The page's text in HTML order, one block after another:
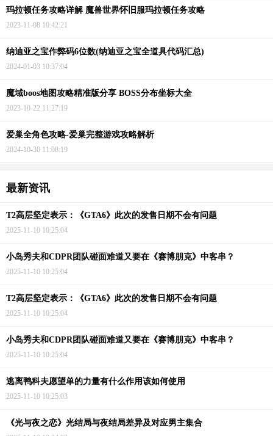
玛拉顿任务攻略详解 魔兽世界怀旧服玛拉顿任务攻略
2023-11-08 10:42:21
纳迪亚之宝作弊码6位数(纳迪亚之宝全道具代码汇总)
2024-01-03 10:37:04
魔域boos地图攻略精准版分享 BOSS分布坐标大全
2023-10-22 11:27:19
爱巢全角色攻略-爱巢完整游戏攻略解析
2024-10-30 11:08:19
最新资讯
T2高层坚定表示：《GTA6》此次的发售日期不会有问题
2025-11-10 10:25:04
小岛秀夫和CDPR团队碰面难道又要在《赛博朋克》中客串？
2025-11-10 10:25:04
T2高层坚定表示：《GTA6》此次的发售日期不会有问题
2025-11-10 10:25:04
小岛秀夫和CDPR团队碰面难道又要在《赛博朋克》中客串？
2025-11-10 10:25:04
逃离鸭科夫愿望单的力量有什么作用该如何使用
2025-11-10 10:25:03
《光与夜之恋》光结局与夜结局差异及对应男主集合